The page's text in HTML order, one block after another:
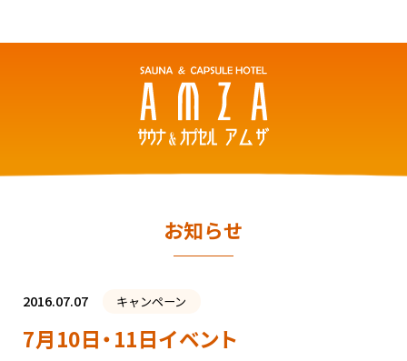
お知らせ
2016.07.07 キャンペーン
7月10日・11日イベント